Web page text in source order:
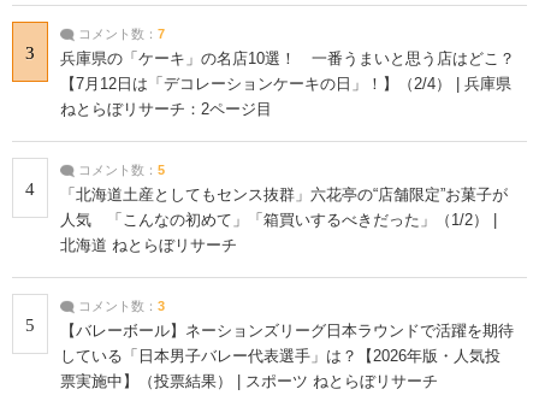
3
コメント数： 7
兵庫県の「ケーキ」の名店10選！ 一番うまいと思う店はどこ？
【7月12日は「デコレーションケーキの日」！】（2/4） | 兵庫県
ねとらぼリサーチ：2ページ目
4
コメント数： 5
「北海道土産としてもセンス抜群」六花亭の“店舗限定”お菓子が
人気 「こんなの初めて」「箱買いするべきだった」（1/2） |
北海道 ねとらぼリサーチ
5
コメント数： 3
【バレーボール】ネーションズリーグ日本ラウンドで活躍を期待
している「日本男子バレー代表選手」は？【2026年版・人気投
票実施中】（投票結果） | スポーツ ねとらぼリサーチ